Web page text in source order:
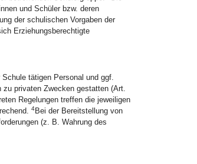
und Schüler bzw. deren
der schulischen Vorgaben der
Erziehungsberechtigte
tätigen Personal und ggf.
zu privaten Zwecken gestatten (Art.
Regelungen treffen die jeweiligen
4Bei der Bereitstellung von
(z. B. Wahrung des